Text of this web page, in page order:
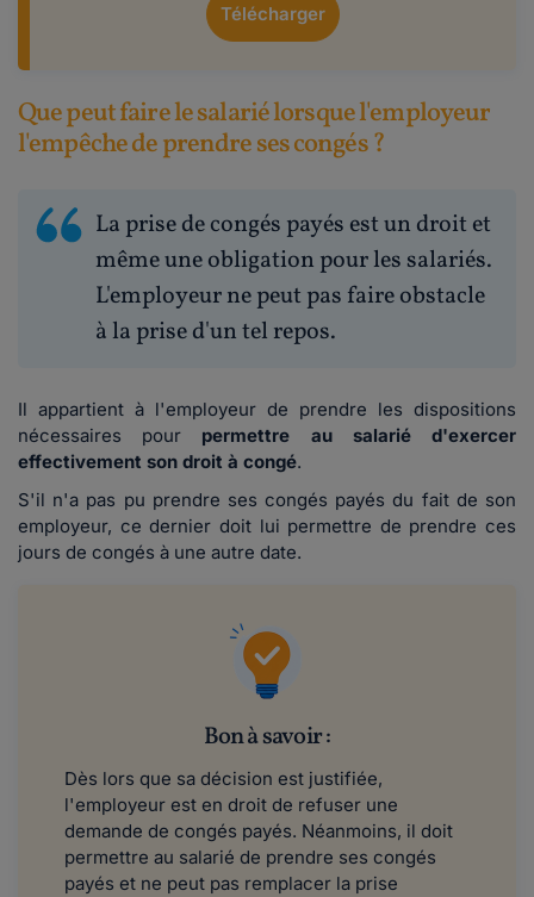
Télécharger
Que peut faire le salarié lorsque l'employeur
l'empêche de prendre ses congés ?
La prise de congés payés est un droit et
même une obligation pour les salariés.
L'employeur ne peut pas faire obstacle
à la prise d'un tel repos.
Il appartient à l'employeur de prendre les dispositions
nécessaires pour permettre au salarié d'exercer
effectivement son droit à congé.
S'il n'a pas pu prendre ses congés payés du fait de son
employeur, ce dernier doit lui permettre de prendre ces
jours de congés à une autre date.
Bon à savoir :
Dès lors que sa décision est justifiée,
l'employeur est en droit de refuser une
demande de congés payés. Néanmoins, il doit
permettre au salarié de prendre ses congés
payés et ne peut pas remplacer la prise